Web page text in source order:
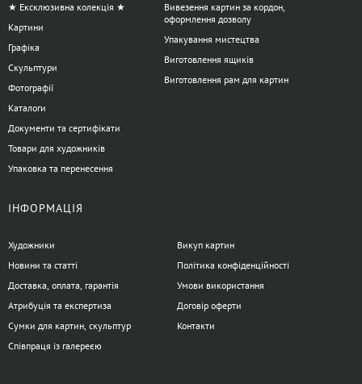
★ Ексклюзивна колекція ★
Картини
Графіка
Скульптури
Фотографії
Каталоги
Документи та сертифікати
Товари для художників
Упаковка та перенесення
Вивезення картин за кордон,
оформлення дозволу
Упакування мистецтва
Виготовлення ящиків
Виготовлення рам для картин
ІНФОРМАЦІЯ
Художники
Новини та статті
Доставка, оплата, гарантія
Атрибуція та експертиза
Сумки для картин, скульптур
Співпраця із галереєю
Викуп картин
Політика конфіденційності
Умови використання
Договір оферти
Контакти